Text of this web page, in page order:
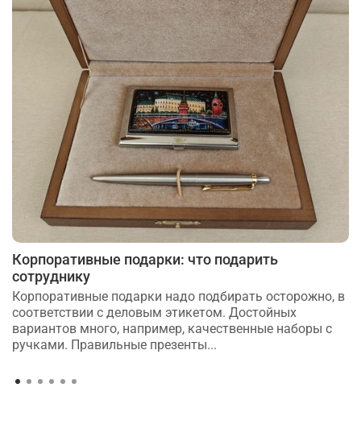
Корпоративные подарки: что подарить
сотруднику
Корпоративные подарки надо подбирать осторожно, в
соответствии с деловым этикетом. Достойных
вариантов много, например, качественные наборы с
ручками. Правильные презенты...